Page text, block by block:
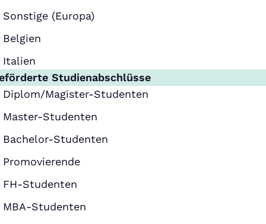
Sonstige (Europa)
Belgien
Italien
Studienabschlüsse
Diplom/Magister-Studenten
Master-Studenten
Bachelor-Studenten
Promovierende
FH-Studenten
MBA-Studenten